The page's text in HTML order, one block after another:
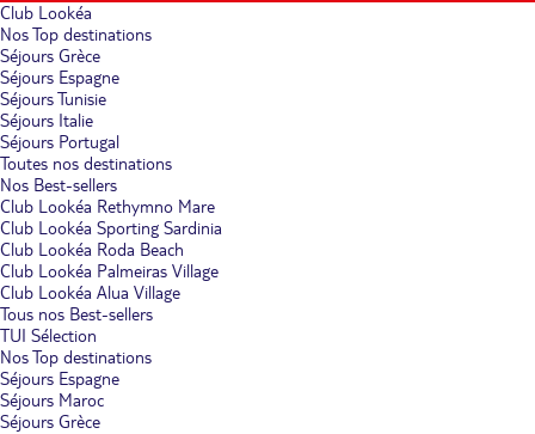
Club Lookéa
Nos Top destinations
Séjours Grèce
Séjours Espagne
Séjours Tunisie
Séjours Italie
Séjours Portugal
Toutes nos destinations
Nos Best-sellers
Club Lookéa Rethymno Mare
Club Lookéa Sporting Sardinia
Club Lookéa Roda Beach
Club Lookéa Palmeiras Village
Club Lookéa Alua Village
Tous nos Best-sellers
TUI Sélection
Nos Top destinations
Séjours Espagne
Séjours Maroc
Séjours Grèce